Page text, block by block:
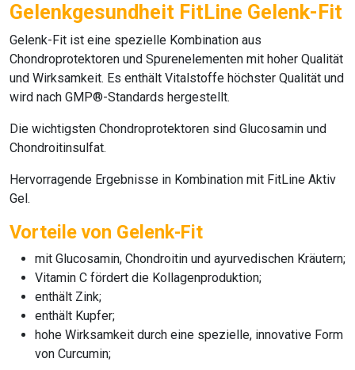
Gelenkgesundheit FitLine Gelenk-Fit
Gelenk-Fit ist eine spezielle Kombination aus
Chondroprotektoren und Spurenelementen mit hoher Qualität
und Wirksamkeit. Es enthält Vitalstoffe höchster Qualität und
wird nach GMP®-Standards hergestellt.
Die wichtigsten Chondroprotektoren sind Glucosamin und
Chondroitinsulfat.
Hervorragende Ergebnisse in Kombination mit FitLine Aktiv
Gel.
Vorteile von Gelenk-Fit
mit Glucosamin, Chondroitin und ayurvedischen Kräutern;
Vitamin C fördert die Kollagenproduktion;
enthält Zink;
enthält Kupfer;
hohe Wirksamkeit durch eine spezielle, innovative Form
von Curcumin;